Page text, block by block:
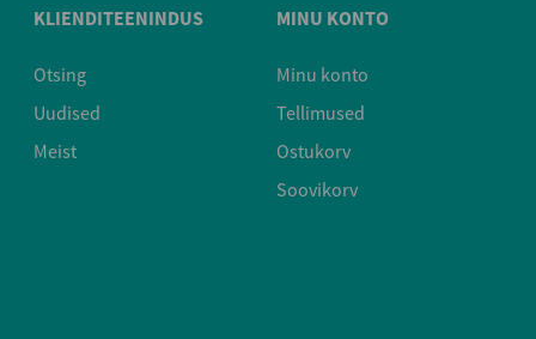
KLIENDITEENINDUS
Otsing
Uudised
Meist
MINU KONTO
Minu konto
Tellimused
Ostukorv
Soovikorv